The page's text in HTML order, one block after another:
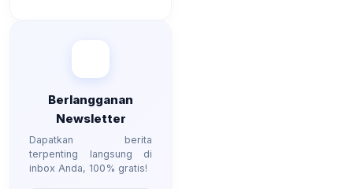
Berlangganan
Newsletter
Dapatkan berita
terpenting langsung di
inbox Anda, 100% gratis!